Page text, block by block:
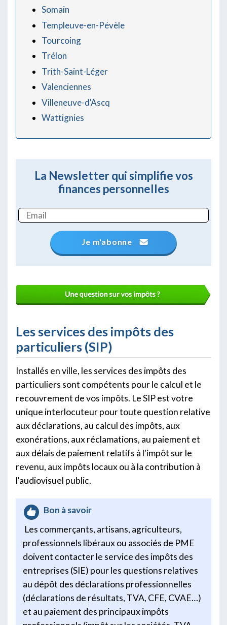
Somain
Templeuve-en-Pévèle
Tourcoing
Trélon
Trith-Saint-Léger
Valenciennes
Villeneuve-d'Ascq
Wattignies
La Newsletter qui simplifie vos
finances personnelles
Je m'abonne
Les services des impôts des
particuliers (SIP)
Installés en ville, les services des impôts des
particuliers sont compétents pour le calcul et le
recouvrement de vos impôts. Le SIP est votre
unique interlocuteur pour toute question relative
aux déclarations, au calcul des impôts, aux
exonérations, aux réclamations, au paiement et
aux délais de paiement relatifs à l'impôt sur le
revenu, aux impôts locaux ou à la contribution à
l'audiovisuel public.
Bon à savoir
Les commerçants, artisans, agriculteurs,
professionnels libéraux ou associés de PME
doivent contacter le service des impôts des
entreprises (SIE) pour les questions relatives
au dépôt des déclarations professionnelles
(déclarations de résultats, TVA, CFE, CVAE…)
et au paiement des principaux impôts